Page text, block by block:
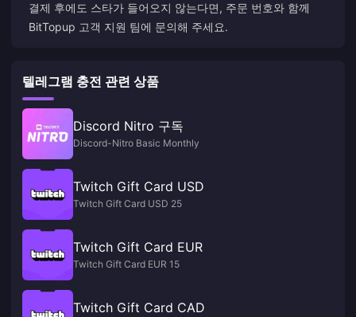
결제 후에도 스타가 들어오지 않는다면, 주문 번호와 함께
BitTopup 고객 지원 팀에 문의해 주세요.
텔레그램 충전 관련 상품
Discord Nitro 구독
Discord-Nitro Basic Monthly
Twitch Gift Card USD
Twitch Gift Card USD 25
Twitch Gift Card EUR
Twitch Gift Card EUR 15
Twitch Gift Card CAD